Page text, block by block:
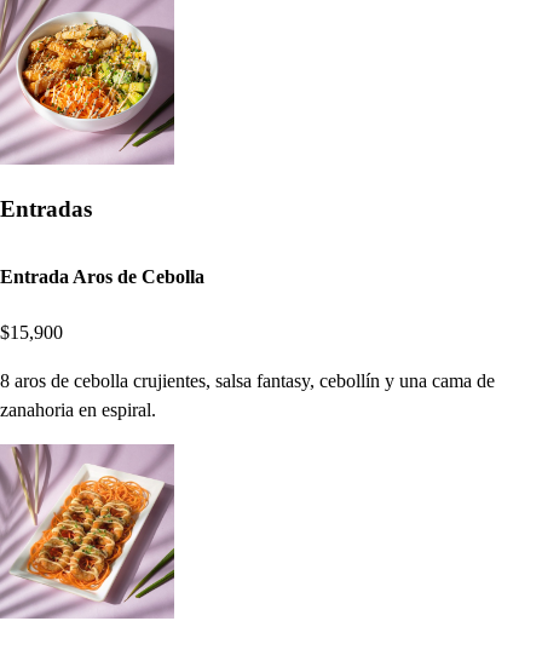
Entradas
Entrada Aros de Cebolla
$15,900
8 aros de cebolla crujientes, salsa fantasy, cebollín y una cama de
zanahoria en espiral.